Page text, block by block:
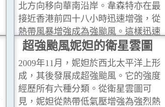
北方向移向華南沿岸。韋森特亦在最
接近香港前四十八小時迅速增強，從
熱帶風暴增強成為強颱風。這樣迅速
增強的情況，以上述熱帶氣旋來說是
史無前例。
...閱讀更多
超強颱風妮妲的衛星雲圖
2009年11月，妮妲於西北太平洋上形
成，其後發展成超強颱風。它的強度
經歷所有六種分類。從衛星雲圖可
見，妮妲從熱帶低氣壓增強為強烈熱